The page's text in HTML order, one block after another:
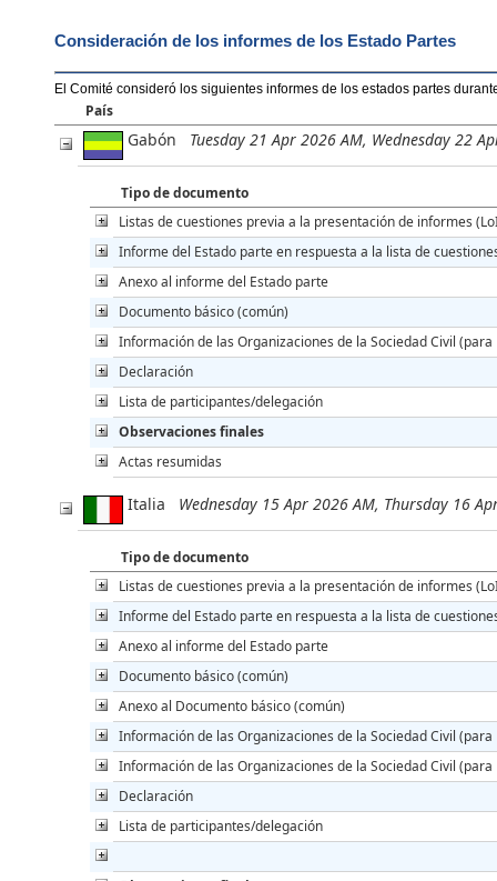
Consideración de los informes de los Estado Partes
El Comité consideró los siguientes informes de los estados partes
País
Gabón Tuesday 21 Apr 2026 AM, Wednesday 22
Tipo de documento
Listas de cuestiones previa a la presentación de informes
Informe del Estado parte en respuesta a la lista de
Anexo al informe del Estado parte
Documento básico (común)
Información de las Organizaciones de la Sociedad Civil (para
Declaración
Lista de participantes/delegación
Observaciones finales
Actas resumidas
Italia Wednesday 15 Apr 2026 AM, Thursday 16
Tipo de documento
Listas de cuestiones previa a la presentación de informes
Informe del Estado parte en respuesta a la lista de
Anexo al informe del Estado parte
Documento básico (común)
Anexo al Documento básico (común)
Información de las Organizaciones de la Sociedad Civil (para
Información de las Organizaciones de la Sociedad Civil
Declaración
Lista de participantes/delegación